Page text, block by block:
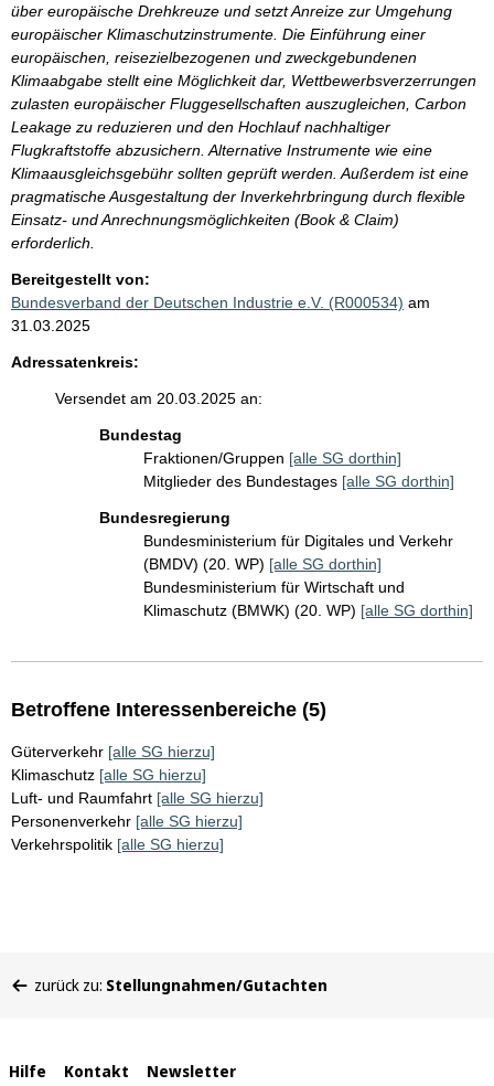
über europäische Drehkreuze und setzt Anreize zur Umgehung
europäischer Klimaschutzinstrumente. Die Einführung einer
europäischen, reisezielbezogenen und zweckgebundenen
Klimaabgabe stellt eine Möglichkeit dar, Wettbewerbsverzerrungen
zulasten europäischer Fluggesellschaften auszugleichen, Carbon
Leakage zu reduzieren und den Hochlauf nachhaltiger
Flugkraftstoffe abzusichern. Alternative Instrumente wie eine
Klimaausgleichsgebühr sollten geprüft werden. Außerdem ist eine
pragmatische Ausgestaltung der Inverkehrbringung durch flexible
Einsatz- und Anrechnungsmöglichkeiten (Book & Claim)
erforderlich.
Bereitgestellt von:
Bundesverband der Deutschen Industrie e.V. (R000534) am
31.03.2025
Adressatenkreis:
Versendet am 20.03.2025 an:
Bundestag
Fraktionen/Gruppen [alle SG dorthin]
Mitglieder des Bundestages [alle SG dorthin]
Bundesregierung
Bundesministerium für Digitales und Verkehr
(BMDV) (20. WP) [alle SG dorthin]
Bundesministerium für Wirtschaft und
Klimaschutz (BMWK) (20. WP) [alle SG dorthin]
Betroffene Interessenbereiche (5)
Güterverkehr [alle SG hierzu]
Klimaschutz [alle SG hierzu]
Luft- und Raumfahrt [alle SG hierzu]
Personenverkehr [alle SG hierzu]
Verkehrspolitik [alle SG hierzu]
befinden
zurück zu: Stellungnahmen/Gutachten
Interne
Hilfe Kontakt Newsletter